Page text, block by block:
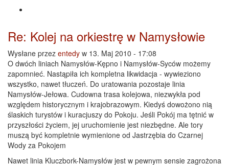
Re: Kolej na orkiestrę w Namysłowie
Wysłane przez entedy w 13. Maj 2010 - 17:08
O dwóch liniach Namysłów-Kępno i Namysłów-Syców możemy
zapomnieć. Nastąpiła ich kompletna likwidacja - wywieziono
wszystko, nawet tłuczeń. Do uratowania pozostaje linia
Namysłów-Jełowa. Cudowna trasa kolejowa, niezwykła pod
względem historycznym i krajobrazowym. Kiedyś dowożono nią
ślaskich turystów i kuracjuszy do Pokoju. Jeśli Pokój ma tętnić w
przyszłości życiem, jej uruchomienie jest niezbędne. Ale tory
muszą być kompletnie wymienione od Jastrzębia do Czarnej
Wody za Pokojem
Nawet linia Kluczbork-Namysłów jest w pewnym sensie zagrożona